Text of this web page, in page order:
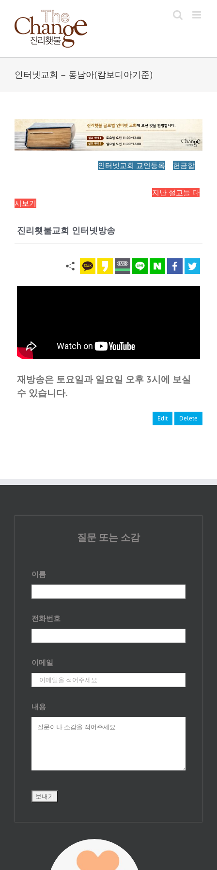
content
인터넷교회 – 동남아(캄보디아기준)
인터넷교회 교인등록 헌금함
지난 설교들 다
시보기
진리횃불교회 인터넷방송
재방송은 토요일과 일요일 오후 3시에 보실
수 있습니다.
Edit Delete
질문 또는 소감
이름
전화번호
이메일
내용